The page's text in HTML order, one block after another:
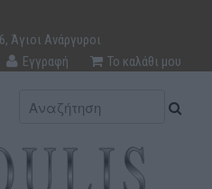
Άγιοι Ανάργυροι
Εγγραφή Το καλάθι μου